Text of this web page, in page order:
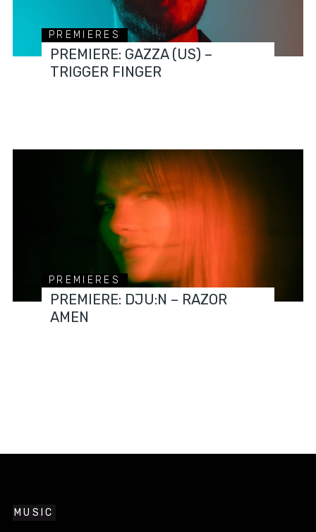
PREMIERES
PREMIERE: GAZZA (US) –
TRIGGER FINGER
PREMIERES
PREMIERE: DJU:N – RAZOR
AMEN
MUSIC